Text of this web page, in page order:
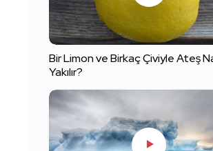
Bir Limon ve Birkaç Çiviyle Ateş
Yakılır?